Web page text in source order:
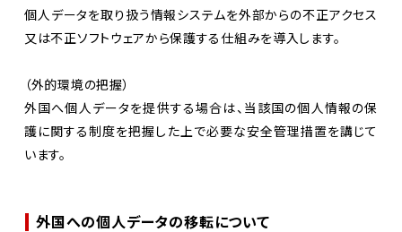
個人データを取り扱う情報システムを外部からの不正アクセス
又は不正ソフトウェアから保護する仕組みを導入します。
（外的環境の把握）
外国へ個人データを提供する場合は、当該国の個人情報の保
護に関する制度を把握した上で必要な安全管理措置を講じて
います。
外国への個人データの移転について